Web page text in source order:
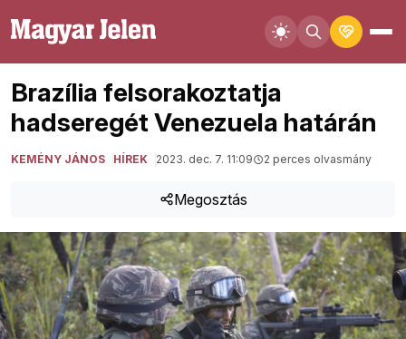
Brazília felsorakoztatja
hadseregét Venezuela határán
KEMÉNY JÁNOS HÍREK 2023. dec. 7. 11:09 2 perces olvasmány
Megosztás